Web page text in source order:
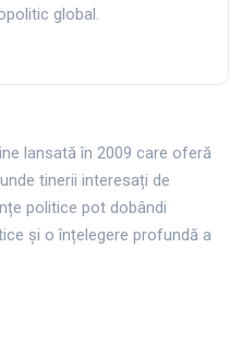
global.
lansată în 2009 care oferă
tinerii interesați de
politice pot dobândi
și o înțelegere profundă a